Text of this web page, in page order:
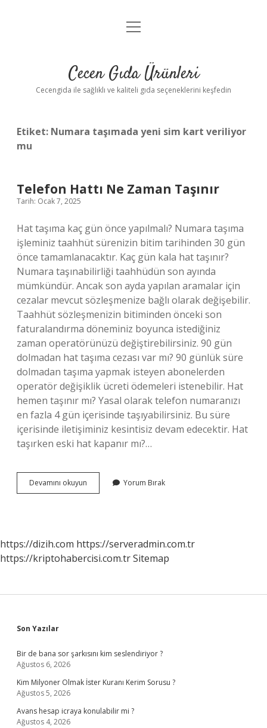
Anasayfa
Yasal Uyarı
menüyü
Cecen Gıda Ürünleri
Cecengida ile sağlıklı ve kaliteli gıda seçeneklerini keşfedin
Etiket: Numara taşımada yeni sim kart veriliyor
mu
Telefon Hattı Ne Zaman Taşınır
Tarih: Ocak 7, 2025
Hat taşıma kaç gün önce yapılmalı? Numara taşıma
işleminiz taahhüt sürenizin bitim tarihinden 30 gün
önce tamamlanacaktır. Kaç gün kala hat taşınır?
Numara taşınabilirliği taahhüdün son ayında
mümkündür. Ancak son ayda yapılan aramalar için
cezalar mevcut sözleşmenize bağlı olarak değişebilir.
Taahhüt sözleşmenizin bitiminden önceki son
faturalandırma döneminiz boyunca istediğiniz
zaman operatörünüzü değiştirebilirsiniz. 90 gün
dolmadan hat taşıma cezası var mı? 90 günlük süre
dolmadan taşıma yapmak isteyen abonelerden
operatör değişiklik ücreti ödemeleri istenebilir. Hat
hemen taşınır mı? Yasal olarak telefon numaranızı
en fazla 4 gün içerisinde taşıyabilirsiniz. Bu süre
içerisinde iletişiminiz kesintisiz devam edecektir. Hat
taşırken eski hat kapanır mı?…
Devamını okuyun
Hattı
Yorum Bırak
https://dizih.com https://serveradmin.com.tr
https://kriptohabercisi.com.trSitemap
Sidebar
Son Yazılar
Bir de bana sor şarkısını kim seslendiriyor ?
Ağustos 6, 2026
Kim Milyoner Olmak İster Kuranı Kerim Sorusu ?
Ağustos 5, 2026
Avans hesap icraya konulabilir mi ?
Ağustos 4, 2026